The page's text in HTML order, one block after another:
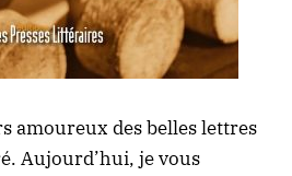
amoureux des belles lettres
Aujourd’hui, je vous